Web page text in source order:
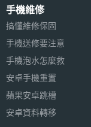
手機維修
搞懂維修保固
手機送修要注意
手機泡水怎麼救
安卓手機重置
蘋果安卓跳槽
安卓資料轉移